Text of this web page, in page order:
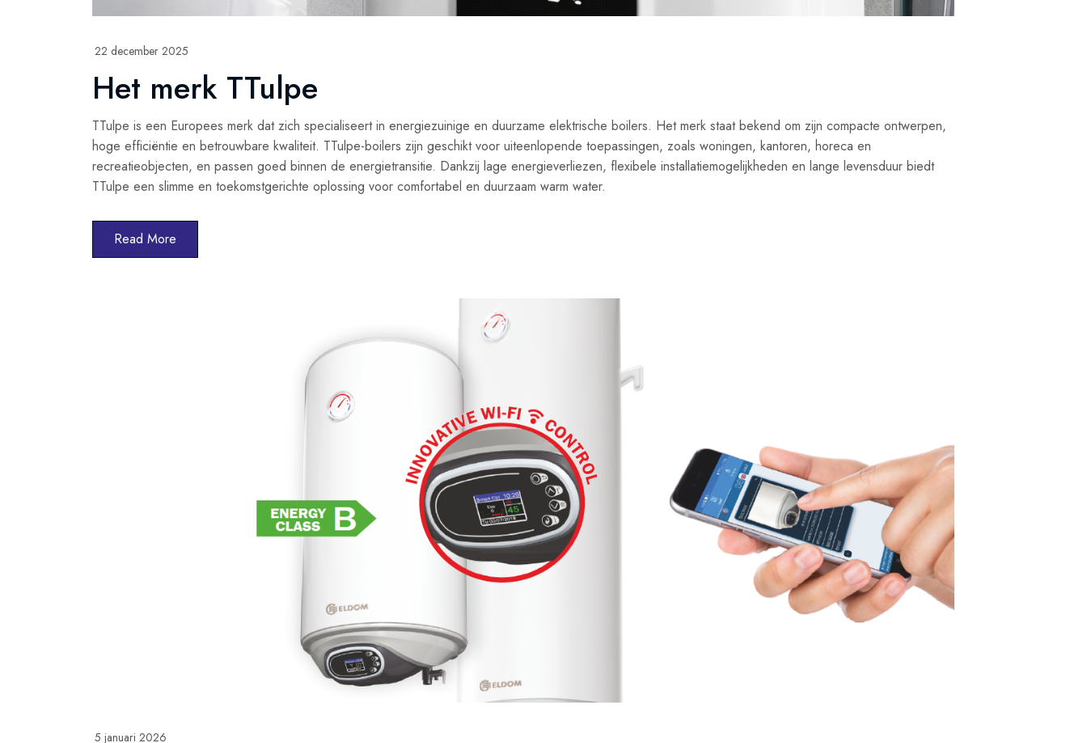
22 december 2025
Het merk TTulpe
TTulpe is een Europees merk dat zich specialiseert in energiezuinige en duurzame elektrische boilers. Het merk staat bekend om zijn compacte ontwerpen,
hoge efficiëntie en betrouwbare kwaliteit. TTulpe-boilers zijn geschikt voor uiteenlopende toepassingen, zoals woningen, kantoren, horeca en
recreatieobjecten, en passen goed binnen de energietransitie. Dankzij lage energieverliezen, flexibele installatiemogelijkheden en lange levensduur biedt
TTulpe een slimme en toekomstgerichte oplossing voor comfortabel en duurzaam warm water.
Read More
5 januari 2026